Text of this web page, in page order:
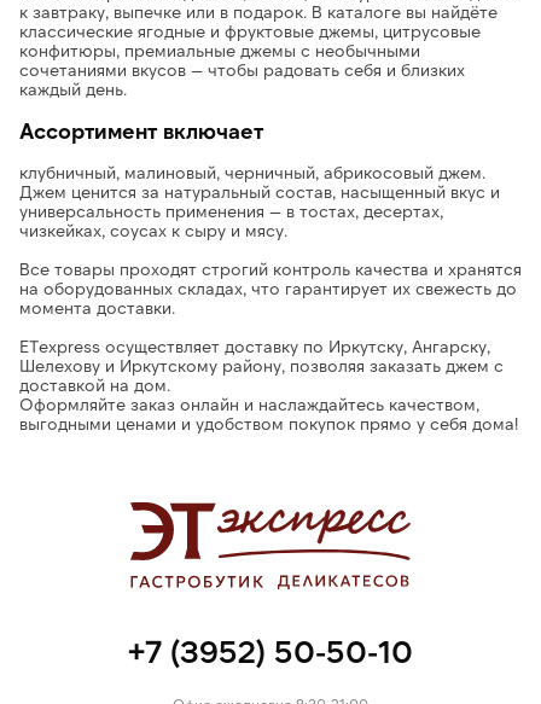
к завтраку, выпечке или в подарок. В каталоге вы найдёте
классические ягодные и фруктовые джемы, цитрусовые
конфитюры, премиальные джемы с необычными
сочетаниями вкусов — чтобы радовать себя и близких
каждый день.
Ассортимент включает
клубничный, малиновый, черничный, абрикосовый джем.
Джем ценится за натуральный состав, насыщенный вкус и
универсальность применения — в тостах, десертах,
чизкейках, соусах к сыру и мясу.
Все товары проходят строгий контроль качества и хранятся
на оборудованных складах, что гарантирует их свежесть до
момента доставки.
ETexpress осуществляет доставку по Иркутску, Ангарску,
Шелехову и Иркутскому району, позволяя заказать джем с
доставкой на дом.
Оформляйте заказ онлайн и наслаждайтесь качеством,
выгодными ценами и удобством покупок прямо у себя дома!
+7 (3952) 50-50-10